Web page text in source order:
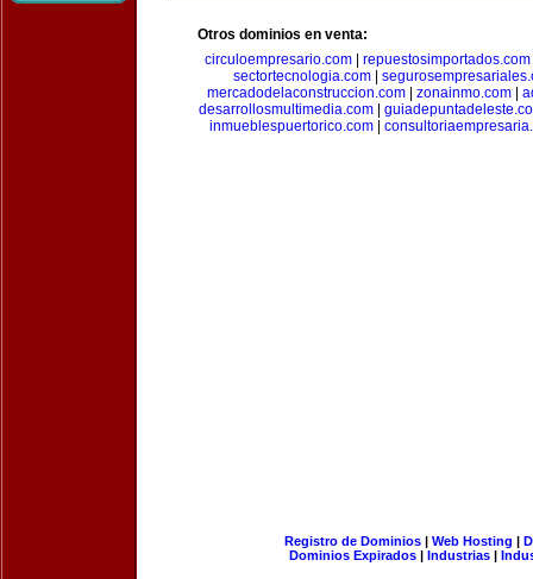
Otros dominios en venta:
circuloempresario.com| repuestosimportados.com
sectortecnologia.com
mercadodelaconstruccion.com
zonainmo.com
desarrollosmultimedia.com
inmueblespuertorico.com
Registro de Dominios| Web Hosting |
Dominios Expirados | Industrias |